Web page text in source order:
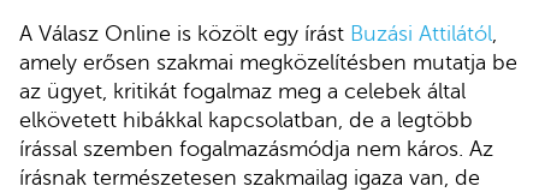
A Válasz Online is közölt egy írást Buzási Attilától,
amely erősen szakmai megközelítésben mutatja be
az ügyet, kritikát fogalmaz meg a celebek által
elkövetett hibákkal kapcsolatban, de a legtöbb
írással szemben fogalmazásmódja nem káros. Az
írásnak természetesen szakmailag igaza van, de